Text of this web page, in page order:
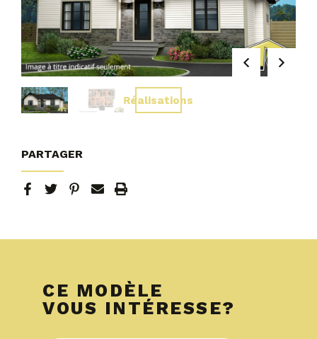
Réalisations
PARTAGER
CE MODÈLE
VOUS INTÉRESSE?